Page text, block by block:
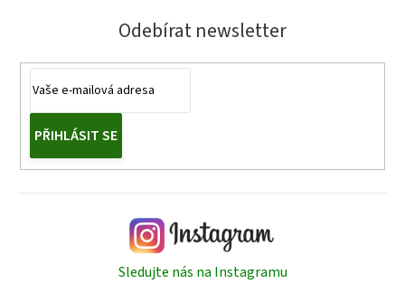
Odebírat newsletter
PŘIHLÁSIT SE
Sledujte nás na Instagramu